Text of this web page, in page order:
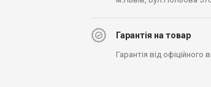
Гарантія на товар
Гарантія від офіційного